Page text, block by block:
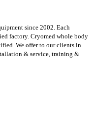
since 2002. Each
factory. Cryomed whole body
We offer to our clients in
& service, training &